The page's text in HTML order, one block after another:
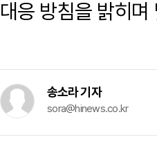
대응 방침을 밝히며
송소라 기자
sora@hinews.co.kr